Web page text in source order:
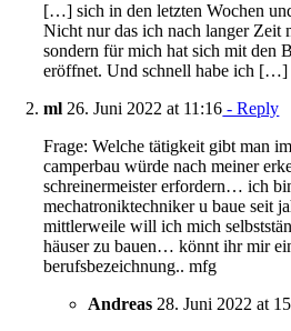
[…] sich in den letzten Wochen
Nicht nur das ich nach langer Zeit
sondern für mich hat sich mit den
eröffnet. Und schnell habe ich […]
ml 26. Juni 2022 at 11:16 - Reply
Frage: Welche tätigkeit gibt man
camperbau würde nach meiner
schreinermeister erfordern… ich
mechatroniktechniker u baue seit
mittlerweile will ich mich
häuser zu bauen… könnt ihr mir
berufsbezeichnung.. mfg
Andreas 28. Juni 2022 at